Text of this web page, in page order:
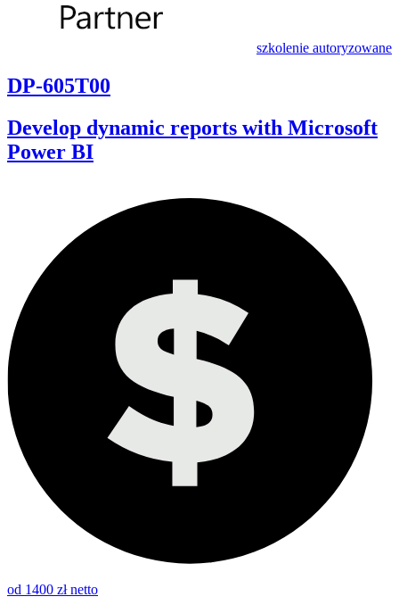
szkolenie autoryzowane
DP-605T00
Develop dynamic reports with Microsoft
Power BI
od 1400 zł netto